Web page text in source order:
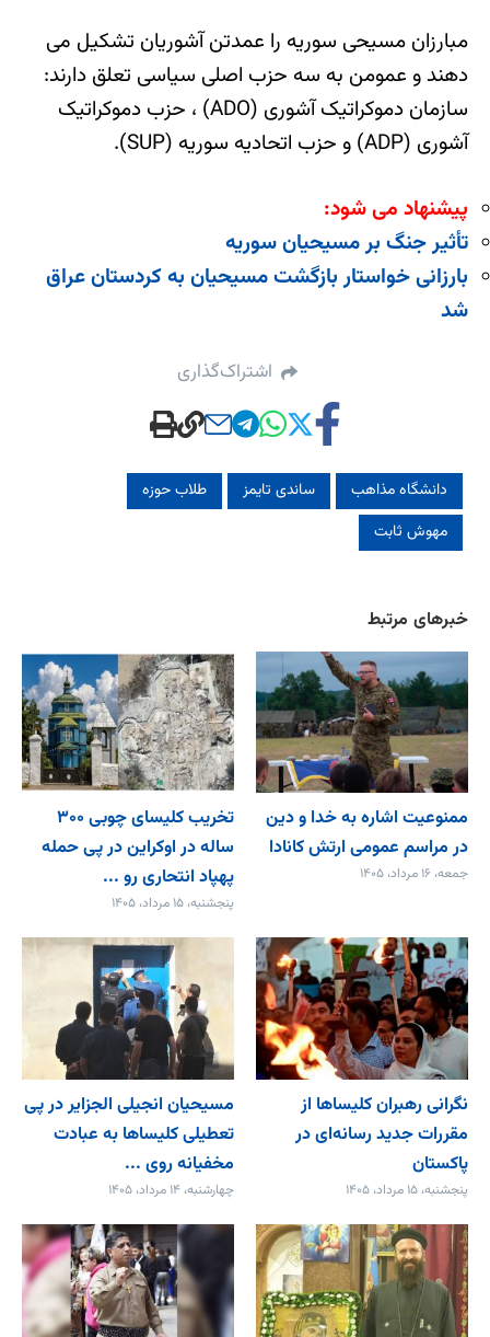
مبارزان مسیحی سوریه را عمدتن آشوریان تشکیل می
دهند و عمومن به سه حزب اصلی سیاسی تعلق دارند:
سازمان دموکراتیک آشوری (ADO) ، حزب دموکراتیک
آشوری (ADP) و حزب اتحادیه سوریه (SUP).
پیشنهاد می شود:
تأثیر جنگ بر مسیحیان سوریه
بارزانی خواستار بازگشت مسیحیان به کردستان عراق
شد
اشتراک‌گذاری
دانشگاه مذاهب ساندی تایمز
طلاب حوزه
مهوش ثابت
خبرهای مرتبط
ممنوعیت اشاره به خدا و دین
در مراسم عمومی ارتش کانادا
جمعه، ۱۶ مرداد، ۱۴۰۵
تخریب کلیسای چوبی ۳۰۰
ساله در اوکراین در پی حمله
پهپاد انتحاری رو ...
پنجشنبه، ۱۵ مرداد، ۱۴۰۵
نگرانی رهبران کلیساها از
مقررات جدید رسانه‌ای در
پاکستان
پنجشنبه، ۱۵ مرداد، ۱۴۰۵
مسیحیان انجیلی الجزایر در پی
تعطیلی کلیساها به عبادت
مخفیانه روی ...
چهارشنبه، ۱۴ مرداد، ۱۴۰۵